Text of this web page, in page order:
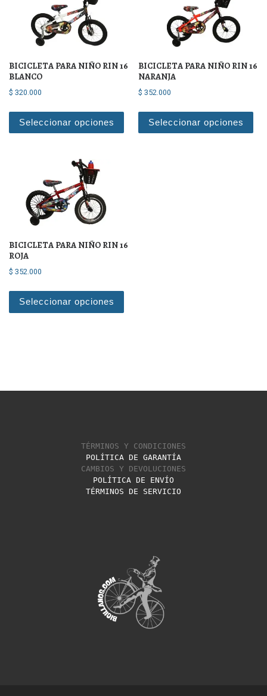
BICICLETA PARA NIÑO RIN 16
BLANCO
$ 320.000
Seleccionar opciones
BICICLETA PARA NIÑO RIN 16
NARANJA
$ 352.000
Seleccionar opciones
BICICLETA PARA NIÑO RIN 16
ROJA
$ 352.000
Seleccionar opciones
TÉRMINOS Y CONDICIONES
POLÍTICA DE GARANTÍA
CAMBIOS Y DEVOLUCIONES
POLÍTICA DE ENVÍO
TÉRMINOS DE SERVICIO